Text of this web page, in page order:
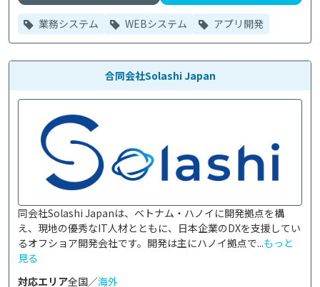
業務システム WEBシステム アプリ開発
合同会社Solashi Japan
同会社Solashi Japanは、ベトナム・ハノイに開発拠点を構
え、現地の優秀なIT人材とともに、日本企業のDXを支援してい
るオフショア開発会社です。開発は主にハノイ拠点で...もっと
見る
対応エリア全国／海外